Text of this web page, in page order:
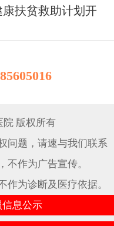
+高达万元补贴，
扶贫救助计划开
院 版权所有
问题，请速与我们联系
不作为广告宣传。
作为诊断及医疗依据。
息公示